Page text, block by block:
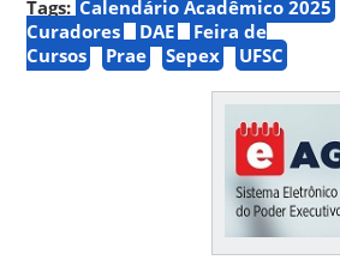
Tags: Calendário Acadêmico 2025
Curadores
DAE
Feira de
Cursos
Prae Sepex UFSC